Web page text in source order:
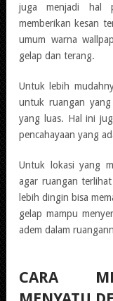
juga menjadi hal
memberikan kesan
umum warna
gelap dan terang.
Untuk lebih
untuk ruangan
yang luas. Hal ini
pencahayaan yang
Untuk lokasi yang
agar ruangan
lebih dingin bisa
gelap mampu
adem dalam
CARA